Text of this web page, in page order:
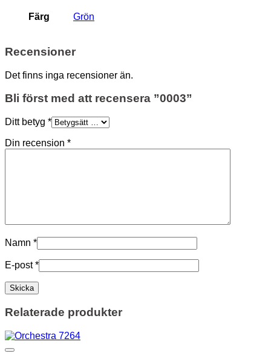
Färg Grön
Recensioner
Det finns inga recensioner än.
Bli först med att recensera ”0003”
Ditt betyg *
Din recension *
Namn *
E-post*
Relaterade produkter